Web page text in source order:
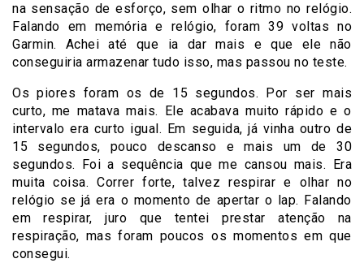
na sensação de esforço, sem olhar o ritmo no relógio.
Falando em memória e relógio, foram 39 voltas no
Garmin. Achei até que ia dar mais e que ele não
conseguiria armazenar tudo isso, mas passou no teste.
Os piores foram os de 15 segundos. Por ser mais
curto, me matava mais. Ele acabava muito rápido e o
intervalo era curto igual. Em seguida, já vinha outro de
15 segundos, pouco descanso e mais um de 30
segundos. Foi a sequência que me cansou mais. Era
muita coisa. Correr forte, talvez respirar e olhar no
relógio se já era o momento de apertar o lap. Falando
em respirar, juro que tentei prestar atenção na
respiração, mas foram poucos os momentos em que
consegui.